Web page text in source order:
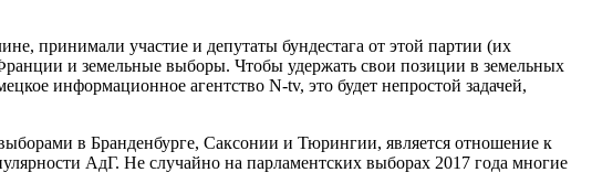
принимали участие и депутаты бундестага от этой партии (их
и земельные выборы. Чтобы удержать свои позиции в земельных
информационное агентство N-tv, это будет непростой задачей,
в Бранденбурге, Саксонии и Тюрингии, является отношение к
АдГ. Не случайно на парламентских выборах 2017 года многие